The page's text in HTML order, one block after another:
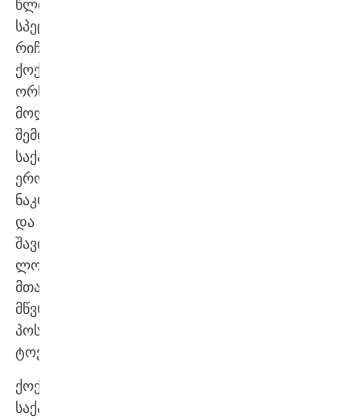
წლისინგლისელი
სპეციალისტი
რიჩარდ
ქოქრილი
ორწლიანი
მოღვაწეობის
შემდეგ
საქართველოს
ეროვნული
ნაკრებისა
და
შავი
ლომის
მთავარი
მწვრთნელის
პოსტს
ტოვებს.
ქოქრილმა
საქართველოს